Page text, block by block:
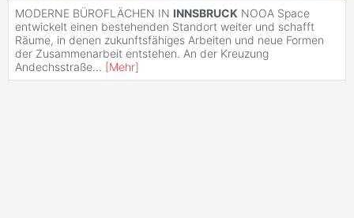
MODERNE BÜROFLÄCHEN IN INNSBRUCK NOOA Space
entwickelt einen bestehenden Standort weiter und schafft
Räume, in denen zukunftsfähiges Arbeiten und neue Formen
der Zusammenarbeit entstehen. An der Kreuzung
Andechsstraße... [Mehr]